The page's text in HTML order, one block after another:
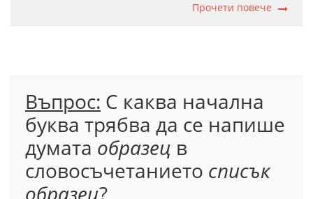
(независимо дали това е официалното название
Прочети повече
Въпрос: С каква начална
буква трябва да се напише
думата образец в
словосъчетанието списък
образец?